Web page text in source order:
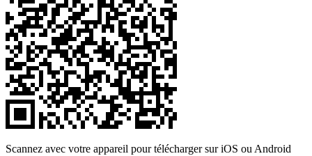
Scannez avec votre appareil pour télécharger sur iOS ou Android